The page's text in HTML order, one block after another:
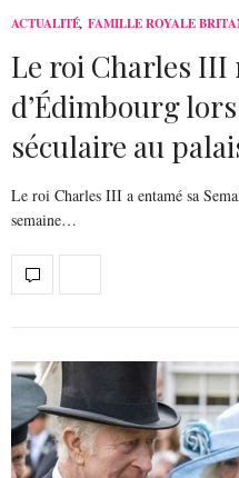
ACTUALITÉ, FAMILLE ROYALE
Le roi Charles III
d’Édimbourg
séculaire au
Le roi Charles III a entamé sa
semaine…